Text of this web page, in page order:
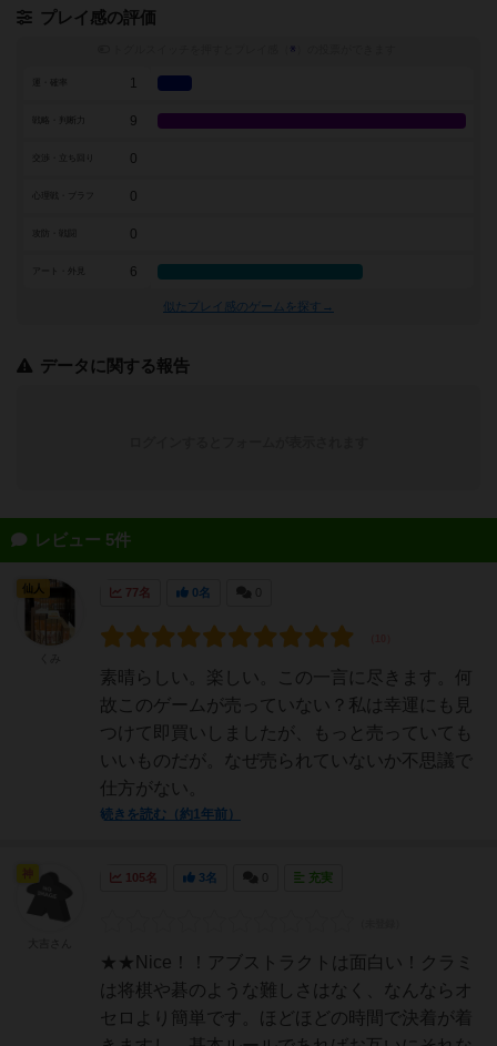
プレイ感の評価
※
1
戦略・判断力 9
0
0
0
アート・外見 6
似たプレイ感のゲームを探す→
データに関する報告
レビュー 5件
77名 0名
素晴らしい。楽しい。この一言に尽きます。何
故このゲームが売っていない？私は幸運にも見
つけて即買いしましたが、もっと売っていても
いいものだが。なぜ売られていないか不思議で
仕方がない。
続きを読む（約1年前）
仙人
105名 3名 充実
★★Nice！！アブストラクトは面白い！クラミ
は将棋や碁のような難しさはなく、なんならオ
セロより簡単です。ほどほどの時間で決着が着